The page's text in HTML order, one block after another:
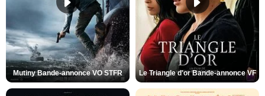
Mutiny Bande-annonce VO STFR Le Triangle d'or Bande-annonce VF